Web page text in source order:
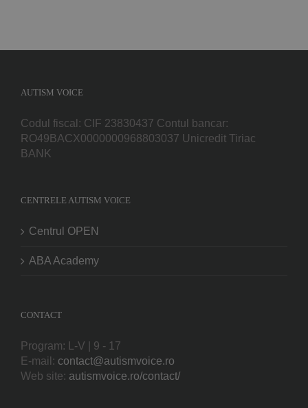
AUTISM VOICE
Codul fiscal: CIF 23830437 Contul bancar:
RO49BACX0000000968803037 Unicredit Tiriac
BANK
CENTRELE AUTISM VOICE
Centrul OPEN
ABA Academy
CONTACT
Program: L-V | 9 - 17
E-mail: contact@autismvoice.ro
Web site: autismvoice.ro/contact/